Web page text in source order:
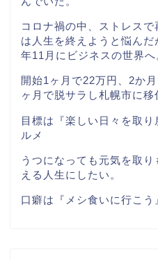
コロナ禍の中、ストレス
は人生を終えようと悩ん
年11月にビジネスの世界へ
開始1ヶ月で22万円、2か
ヶ月で脱サラし札幌市に移
目標は『楽しい日々を取
ルメ
うつになっても元気を取
える人生にしたい。
口癖は『メシ食いに行こう